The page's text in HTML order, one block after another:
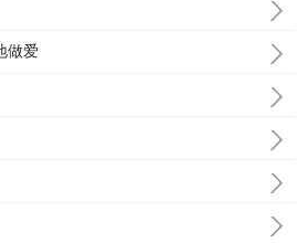
做爱